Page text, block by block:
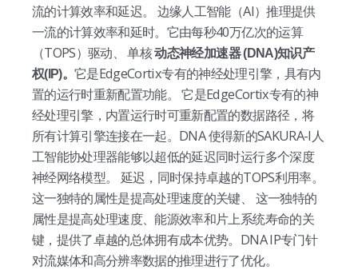
流的计算效率和延迟。 边缘人工智能（AI）推理提供
一流的计算效率和延时。它由每秒40万亿次的运算
（TOPS）驱动、单核动态神经加速器(DNA)知识产
权(IP)。它是EdgeCortix专有的神经处理引擎，具有内
置的运行时重新配置功能。它是EdgeCortix专有的神
经处理引擎，内置运行时可重新配置的数据路径，将
所有计算引擎连接在一起。DNA使得新的SAKURA-I人
工智能协处理器能够以超低的延迟同时运行多个深度
神经网络模型。 延迟，同时保持卓越的TOPS利用率。
这一独特的属性是提高处理速度的关键、 这一独特的
属性是提高处理速度、能源效率和片上系统寿命的关
键，提供了卓越的总体拥有成本优势。DNAIP专门针
对流媒体和高分辨率数据的推理进行了优化。